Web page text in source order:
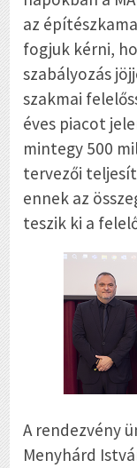
az
fogjuk kérni,
szabályozás
szakmai
éves piacot
mintegy 500
tervezői
ennek az
teszik ki a
A rendezvény
Menyhárd